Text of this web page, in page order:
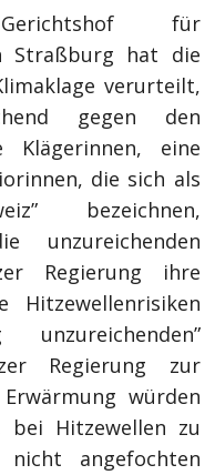
für
Straßburg hat die
verurteilt,
gegen den
Klägerinnen, eine
die sich als
bezeichnen,
unzureichenden
Regierung ihre
Hitzewellenrisiken
Regierung zur
würden
Hitzewellen zu
angefochten